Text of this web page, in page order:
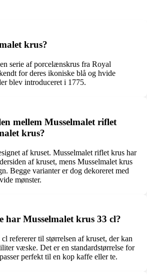
krus?
serie af porcelænskrus fra Royal
for deres ikoniske blå og hvide
blev introduceret i 1775.
mellem Musselmalet riflet
krus?
af kruset. Musselmalet riflet krus har
af kruset, mens Musselmalet krus
Begge varianter er dog dekoreret med
mønster.
har Musselmalet krus 33 cl?
refererer til størrelsen af kruset, der kan
væske. Det er en standardstørrelse for
perfekt til en kop kaffe eller te.